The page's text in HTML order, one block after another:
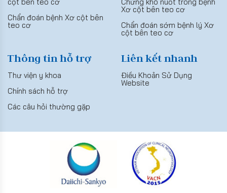
Chẩn đoán bệnh Xơ cột bên
teo cơ
Xơ cột bên teo cơ
Chẩn đoán sớm bệnh lý Xơ
cột bên teo cơ
Thông tin hỗ trợ
Thư viện y khoa
Chính sách hỗ trợ
Các câu hỏi thường gặp
Liên kết nhanh
Điều Khoản Sử Dụng
Website